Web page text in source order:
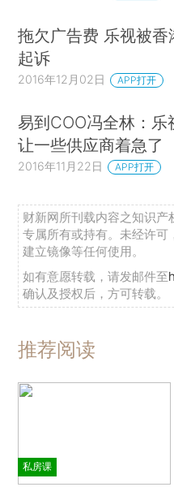
拖欠广告费 乐视被香
起诉
2016年12月02日 APP打开
易到COO冯全林：乐
让一些供应商着急了
2016年11月22日 APP打开
财新网所刊载内容之知识产
专属所有或持有。未经许可
建立镜像等任何使用。
如有意愿转载，请发邮件至
确认及授权后，方可转载。
推荐阅读
私房课